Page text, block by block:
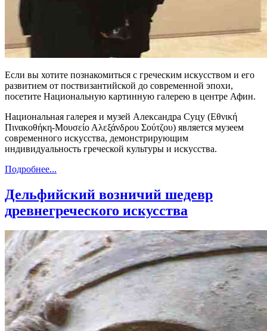
Если вы хотите познакомиться с греческим искусством и его
развитием от поствизантийской до современной эпохи,
посетите Национальную картинную галерею в центре Афин.
Национальная галерея и музей Александра Суцу (Εθνική
Πινακοθήκη-Μουσείο Αλεξάνδρου Σούτζου) является музеем
современного искусства, демонстрирующим
индивидуальность греческой культуры и искусства.
Подробнее...
Дельфийский возничий шедевр
древнегреческого искусства